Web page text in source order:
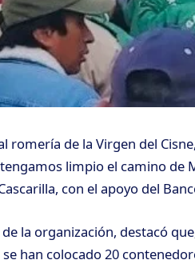
romería de la Virgen del
limpio el camino de
con el apoyo del
la organización, destacó
han colocado 20